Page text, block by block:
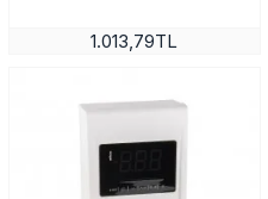
1.013,79TL